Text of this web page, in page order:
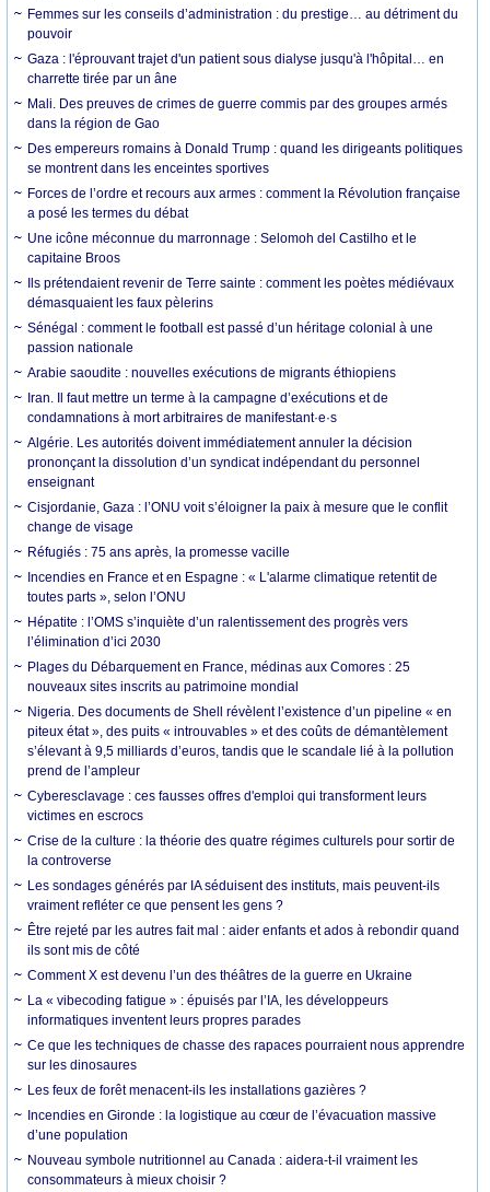
Femmes sur les conseils d’administration : du prestige… au détriment du
pouvoir
Gaza : l'éprouvant trajet d'un patient sous dialyse jusqu'à l'hôpital… en
charrette tirée par un âne
Mali. Des preuves de crimes de guerre commis par des groupes armés
dans la région de Gao
Des empereurs romains à Donald Trump : quand les dirigeants politiques
se montrent dans les enceintes sportives
Forces de l’ordre et recours aux armes : comment la Révolution française
a posé les termes du débat
Une icône méconnue du marronnage : Selomoh del Castilho et le
capitaine Broos
Ils prétendaient revenir de Terre sainte : comment les poètes médiévaux
démasquaient les faux pèlerins
Sénégal : comment le football est passé d’un héritage colonial à une
passion nationale
Arabie saoudite : nouvelles exécutions de migrants éthiopiens
Iran. Il faut mettre un terme à la campagne d’exécutions et de
condamnations à mort arbitraires de manifestant·e·s
Algérie. Les autorités doivent immédiatement annuler la décision
prononçant la dissolution d’un syndicat indépendant du personnel
enseignant
Cisjordanie, Gaza : l’ONU voit s’éloigner la paix à mesure que le conflit
change de visage
Réfugiés : 75 ans après, la promesse vacille
Incendies en France et en Espagne : « L'alarme climatique retentit de
toutes parts », selon l’ONU
Hépatite : l’OMS s’inquiète d’un ralentissement des progrès vers
l’élimination d’ici 2030
Plages du Débarquement en France, médinas aux Comores : 25
nouveaux sites inscrits au patrimoine mondial
Nigeria. Des documents de Shell révèlent l’existence d’un pipeline « en
piteux état », des puits « introuvables » et des coûts de démantèlement
s’élevant à 9,5 milliards d’euros, tandis que le scandale lié à la pollution
prend de l’ampleur
Cyberesclavage : ces fausses offres d'emploi qui transforment leurs
victimes en escrocs
Crise de la culture : la théorie des quatre régimes culturels pour sortir de
la controverse
Les sondages générés par IA séduisent des instituts, mais peuvent-ils
vraiment refléter ce que pensent les gens ?
Être rejeté par les autres fait mal : aider enfants et ados à rebondir quand
ils sont mis de côté
Comment X est devenu l’un des théâtres de la guerre en Ukraine
La « vibecoding fatigue » : épuisés par l’IA, les développeurs
informatiques inventent leurs propres parades
Ce que les techniques de chasse des rapaces pourraient nous apprendre
sur les dinosaures
Les feux de forêt menacent-ils les installations gazières ?
Incendies en Gironde : la logistique au cœur de l’évacuation massive
d’une population
Nouveau symbole nutritionnel au Canada : aidera-t-il vraiment les
consommateurs à mieux choisir ?